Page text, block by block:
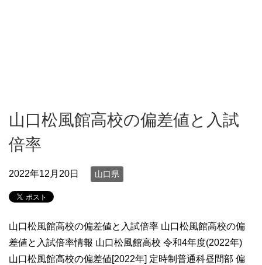
山口松風館高校の偏差値と入試
倍率
2022年12月20日 山口県
山口松風館高校の偏差値と入試倍率 山口松風館高校の偏
差値と入試倍率情報 山口松風館高校 令和4年度(2022年)
山口松風館高校の偏差値[2022年] 定時制普通科昼間部 偏